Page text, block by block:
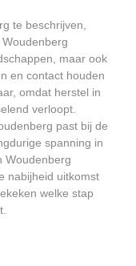
te beschrijven,
maar ook
en contact houden
omdat herstel in
verloopt.
past bij de
spanning in
Woudenberg
nabijheid uitkomst
welke stap